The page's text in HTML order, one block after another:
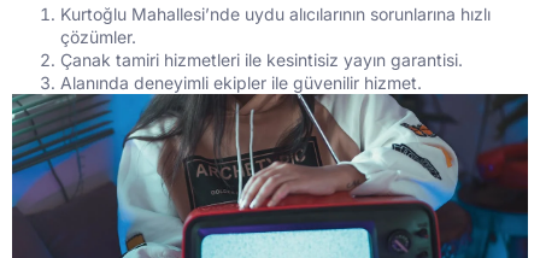
Kurtoğlu Mahallesi’nde uydu alıcılarının sorunlarına hızlı
çözümler.
Çanak tamiri hizmetleri ile kesintisiz yayın garantisi.
Alanında deneyimli ekipler ile güvenilir hizmet.